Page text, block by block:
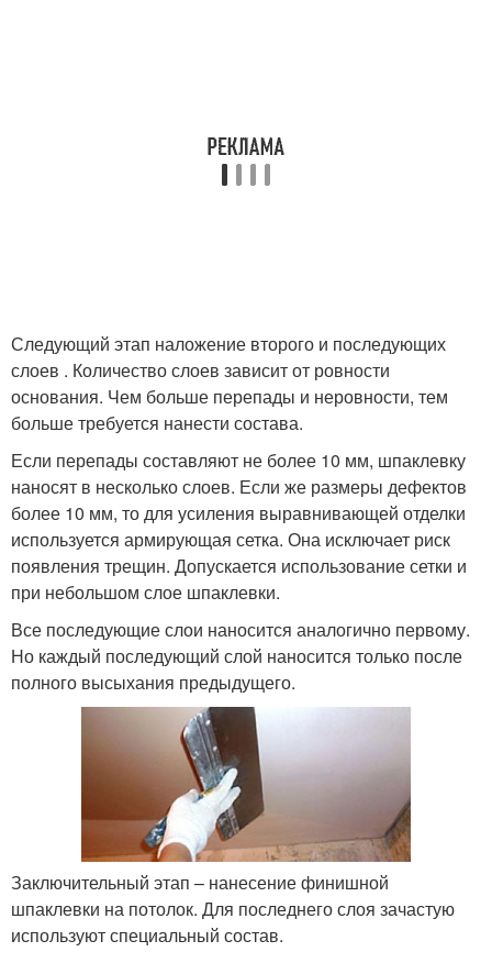
Следующий этап наложение второго и последующих
слоев . Количество слоев зависит от ровности
основания. Чем больше перепады и неровности, тем
больше требуется нанести состава.
Если перепады составляют не более 10 мм, шпаклевку
наносят в несколько слоев. Если же размеры дефектов
более 10 мм, то для усиления выравнивающей отделки
используется армирующая сетка. Она исключает риск
появления трещин. Допускается использование сетки и
при небольшом слое шпаклевки.
Все последующие слои наносится аналогично первому.
Но каждый последующий слой наносится только после
полного высыхания предыдущего.
Заключительный этап – нанесение финишной
шпаклевки на потолок. Для последнего слоя зачастую
используют специальный состав.